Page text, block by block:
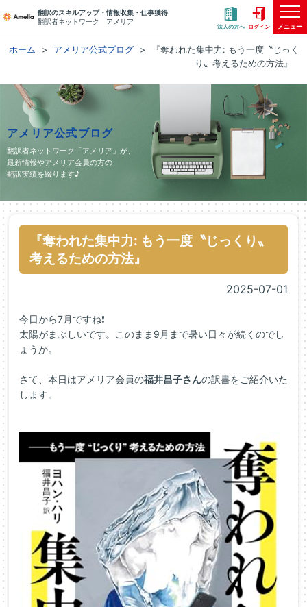
翻訳のスキルアップ・情報収集・仕事獲得
翻訳者ネットワーク アメリア
法人の方へ ログイン メニュー
ホーム アメリア公式ブログ
『奪われた集中力: もう一度〝じっく
り〟考えるための方法』
アメリア公式ブログ
翻訳者ネットワーク「アメリア」が、
最新情報やアメリア会員の方の
翻訳実績を綴ります♪
『奪われた集中力: もう一度〝じっくり〟
考えるための方法』
2025-07-01
今日から7月ですね❗
太陽がまぶしいです。このまま9月まで暑い日々が続くのでし
ょうか。
さて、本日はアメリア会員の福井昌子さんの訳書をご紹介いた
します。